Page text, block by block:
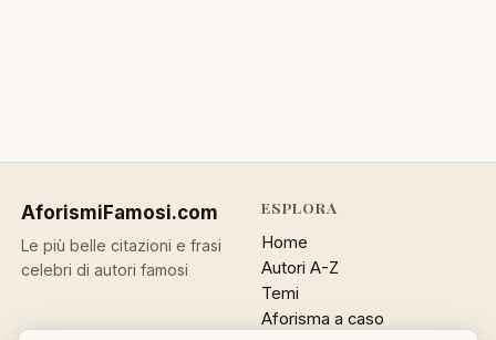
AforismiFamosi.com
Le più belle citazioni e frasi
celebri di autori famosi
ESPLORA
Home
Autori A-Z
Temi
Aforisma a caso